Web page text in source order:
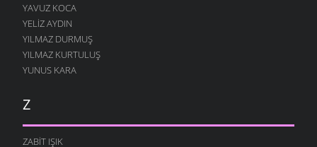
YAVUZ KOCA
YELIZ AYDIN
YILMAZ DURMUŞ
YILMAZ KURTULUŞ
YUNUS KARA
Z
ZABIT IŞIK